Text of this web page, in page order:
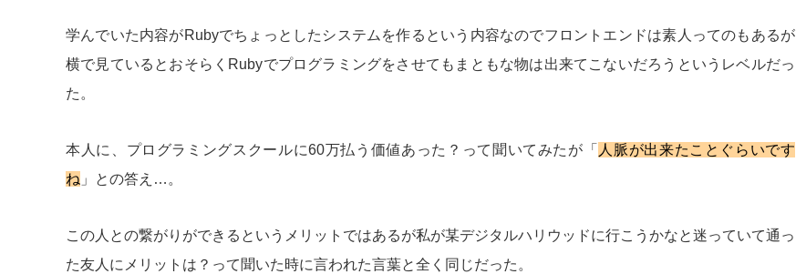
学んでいた内容がRubyでちょっとしたシステムを作るという内容なのでフロントエンドは素人ってのもあるが
横で見ているとおそらくRubyでプログラミングをさせてもまともな物は出来てこないだろうというレベルだっ
た。
本人に、プログラミングスクールに60万払う価値あった？って聞いてみたが「 人脈が出来たことぐらいです
ね 」との答え…。
この人との繋がりができるというメリットではあるが私が某デジタルハリウッドに行こうかなと迷っていて通っ
た友人にメリットは？って聞いた時に言われた言葉と全く同じだった。